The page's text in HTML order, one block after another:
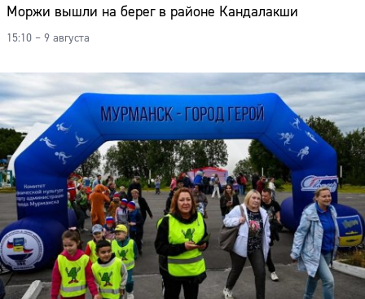
Моржи вышли на берег в районе Кандалакши
15:10 – 9 августа